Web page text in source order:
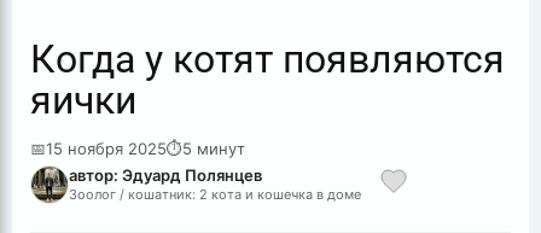
Когда у котят появляются
яички
📅15 ноября 2025⏱5 минут
автор: Эдуард Полянцев
Зоолог / кошатник: 2 кота и кошечка в доме